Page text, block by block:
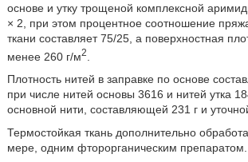
основе и утку трощеной комплексной
× 2, при этом процентное соотношение
ткани составляет 75/25, а поверхностная
менее 260 г/м2
Плотность нитей в заправке по основе
при числе нитей основы 3616 и нитей утка
основной нити, составляющей 231 г и
Термостойкая ткань дополнительно
мере, одним фторорганическим препаратом.